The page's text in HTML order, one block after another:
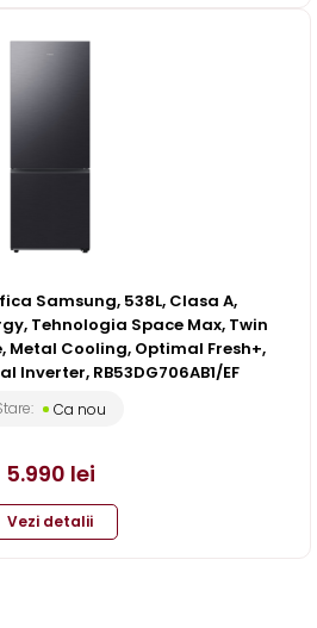
Samsung, 538L, Clasa A,
Tehnologia Space Max, Twin
Metal Cooling, Optimal Fresh+,
Inverter, RB53DG706AB1/EF
Ca nou
5.990 lei
Vezi detalii